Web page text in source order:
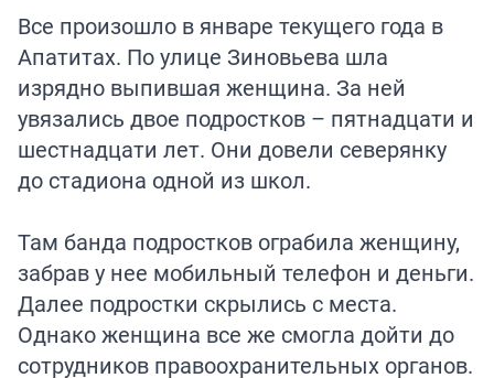
Все произошло в январе текущего года в
Апатитах. По улице Зиновьева шла
изрядно выпившая женщина. За ней
увязались двое подростков – пятнадцати и
шестнадцати лет. Они довели северянку
до стадиона одной из школ.
Там банда подростков ограбила женщину,
забрав у нее мобильный телефон и деньги.
Далее подростки скрылись с места.
Однако женщина все же смогла дойти до
сотрудников правоохранительных органов.